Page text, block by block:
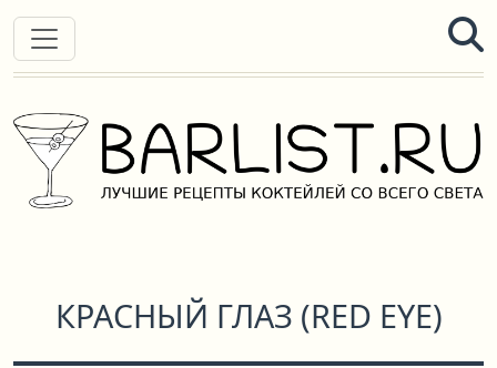
КРАСНЫЙ ГЛАЗ (RED EYE)